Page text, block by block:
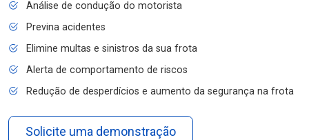
Análise de condução do motorista
Previna acidentes
Elimine multas e sinistros da sua frota
Alerta de comportamento de riscos
Redução de desperdícios e aumento da segurança na frota
Solicite uma demonstração